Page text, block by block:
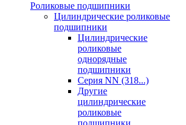
Роликовые подшипники
Цилиндрические роликовые
подшипники
Цилиндрические
роликовые
однорядные
подшипники
Серия NN (318...)
Другие
цилиндрические
роликовые
подшипники